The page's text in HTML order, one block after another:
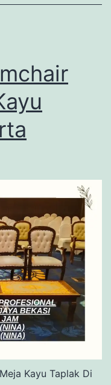
Kayu Taplak Di